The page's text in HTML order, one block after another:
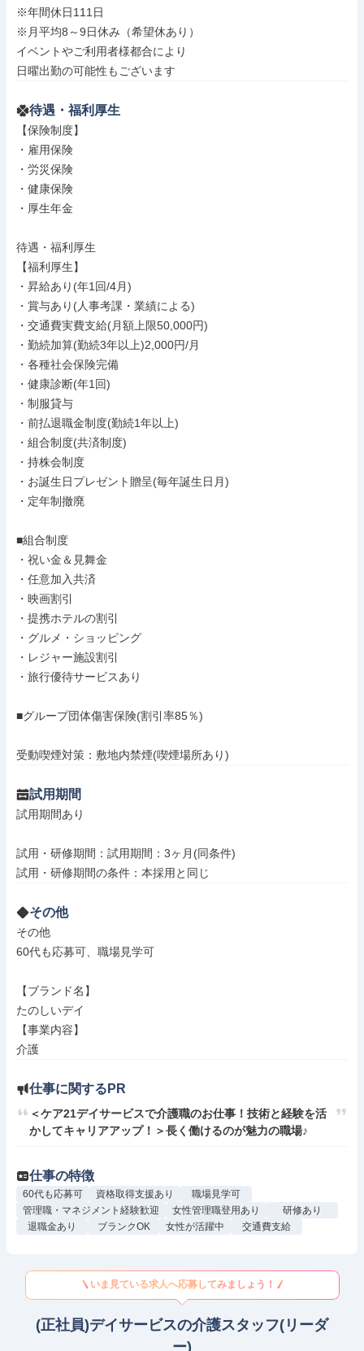
※年間休日111日
※月平均8～9日休み（希望休あり）
イベントやご利用者様都合により
日曜出勤の可能性もございます
待遇・福利厚生
【保険制度】
・雇用保険
・労災保険
・健康保険
・厚生年金
待遇・福利厚生
【福利厚生】
・昇給あり(年1回/4月)
・賞与あり(人事考課・業績による)
・交通費実費支給(月額上限50,000円)
・勤続加算(勤続3年以上)2,000円/月
・各種社会保険完備
・健康診断(年1回)
・制服貸与
・前払退職金制度(勤続1年以上)
・組合制度(共済制度)
・持株会制度
・お誕生日プレゼント贈呈(毎年誕生日月)
・定年制撤廃
■組合制度
・祝い金＆見舞金
・任意加入共済
・映画割引
・提携ホテルの割引
・グルメ・ショッピング
・レジャー施設割引
・旅行優待サービスあり
■グループ団体傷害保険(割引率85％)
受動喫煙対策：敷地内禁煙(喫煙場所あり)
試用期間
試用期間あり
試用・研修期間：試用期間：3ヶ月(同条件)
その他
その他
60代も応募可、職場見学可
【ブランド名】
たのしいデイ
【事業内容】
介護
仕事に関するPR
＜ケア21デイサービスで介護職のお仕事！技術と経験を活
かしてキャリアアップ！＞長く働けるのが魅力の職場♪
仕事の特徴
60代も応募可 資格取得支援あり
職場見学可
管理職・マネジメント経験歓迎
女性管理職登用あり
研修あり
退職金あり
ブランクOK 女性が活躍中 交通費支給
いま見ている求人へ応募してみましょう！
(正社員)デイサービスの介護スタッフ(リーダ
ー)